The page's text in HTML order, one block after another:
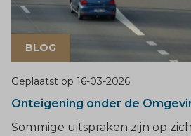
BLOG
Geplaatst op 16-03-2026
Onteigening onder de
Sommige uitspraken zijn op